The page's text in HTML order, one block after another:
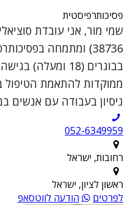
פסיכותרפיסטית
38736) ומתמחה
בבוגרים (18
ממוקדות להתאמת הטיפול
ניסיון בעבודה עם אנשים
052-6349959
רחובות, ישראל
ראשון לציון, ישראל
לפרטים
הודעה לווטסאפ